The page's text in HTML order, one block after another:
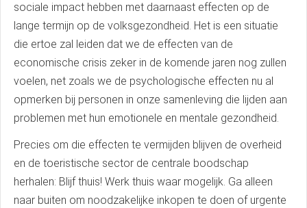
sociale impact hebben met daarnaast effecten op de
lange termijn op de volksgezondheid. Het is een situatie
die ertoe zal leiden dat we de effecten van de
economische crisis zeker in de komende jaren nog zullen
voelen, net zoals we de psychologische effecten nu al
opmerken bij personen in onze samenleving die lijden aan
problemen met hun emotionele en mentale gezondheid.
Precies om die effecten te vermijden blijven de overheid
en de toeristische sector de centrale boodschap
herhalen: Blijf thuis! Werk thuis waar mogelijk. Ga alleen
naar buiten om noodzakelijke inkopen te doen of urgente